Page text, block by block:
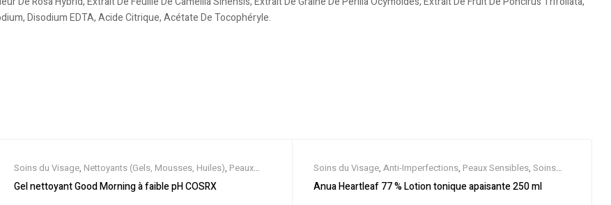
Disodium EDTA, Acide Citrique, Acétate De Tocophéryle.
Soins du Visage, Nettoyants (Gels, Mousses, Huiles), Peaux
Sensibles,Soins Spécifiques
Gel nettoyant Good Morning à faible pH COSRX
Soins du Visage, Anti-Imperfections, Peaux Sensibles, Soins
Spécifiques,Toners et Brumes
Anua Heartleaf 77 % Lotion tonique apaisante 250 ml